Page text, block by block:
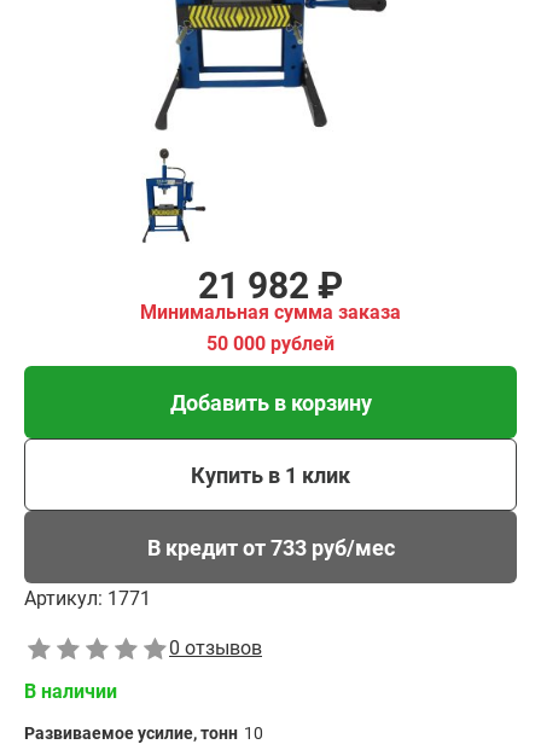
21 982 ₽
Минимальная сумма заказа
50 000 рублей
Добавить в корзину
Купить в 1 клик
В кредит от 733 руб/мес
Артикул: 1771
0 отзывов
В наличии
Развиваемое усилие, тонн 10
Добавить в корзину
Купить в 1 клик
В кредит от 733 руб/
мес